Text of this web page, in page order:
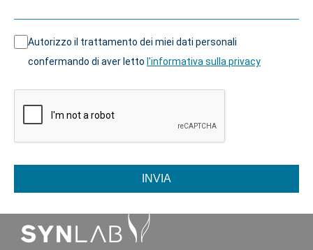
Autorizzo il trattamento dei miei dati personali
confermando di aver letto l'informativa sulla privacy
INVIA